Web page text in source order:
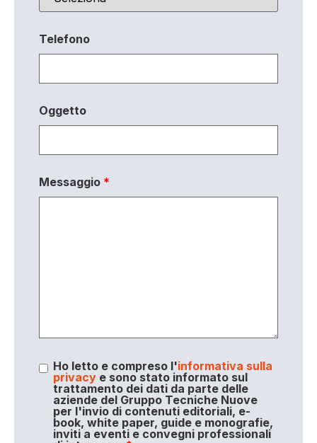
Telefono
Oggetto
Messaggio *
Ho letto e compreso l'informativa sulla
privacye sono stato informato sul
trattamento dei dati da parte delle
aziende del Gruppo Tecniche Nuove
per l'invio di contenuti editoriali, e-
book, white paper, guide e monografie,
inviti a eventi e convegni professionali